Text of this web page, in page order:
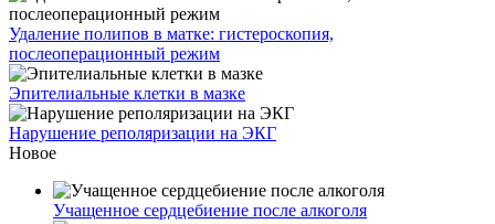
Удаление полипов в матке: гистероскопия,
послеоперационный режим
Эпителиальные клетки в мазке
Нарушение реполяризации на ЭКГ
Новое
Учащенное сердцебиение после алкоголя